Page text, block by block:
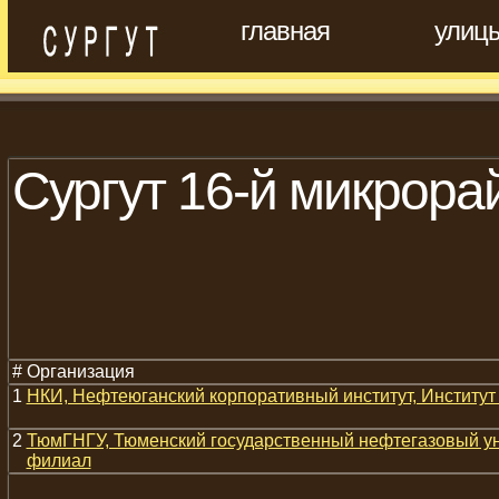
главная
Сургут 16-й
# Организация
1 НКИ, Нефтеюганский корпоративный институт,
2 ТюмГНГУ, Тюменский государственный нефтегазовый
филиал